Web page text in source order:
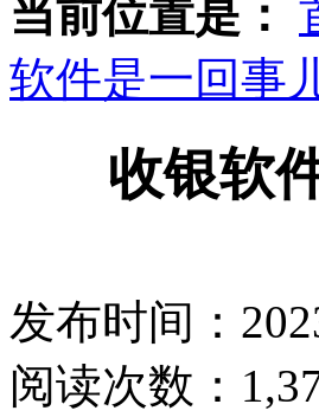
当前位置是：
软件是一回事
收银软
发布时间：
阅读次数：